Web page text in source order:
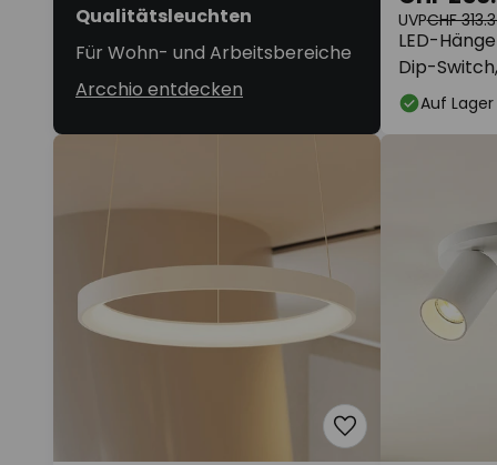
Qualitätsleuchten
Für Wohn- und Arbeitsbereiche
Arcchio entdecken
LED-
Dip-
UVPCHF
Auf Lager